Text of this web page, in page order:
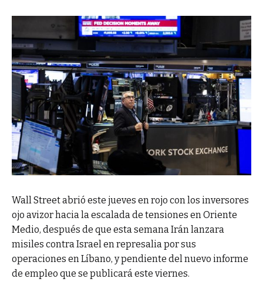
Wall Street abrió este jueves en rojo con los inversores
ojo avizor hacia la escalada de tensiones en Oriente
Medio, después de que esta semana Irán lanzara
misiles contra Israel en represalia por sus
operaciones en Líbano, y pendiente del nuevo informe
de empleo que se publicará este viernes.